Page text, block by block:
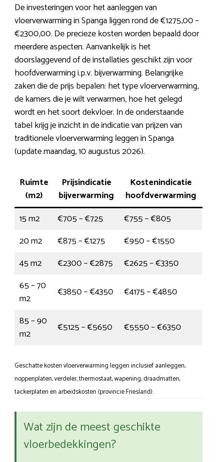
De investeringen voor het aanleggen van
vloerverwarming in Spanga liggen rond de €1275,00 –
€2300,00. De precieze kosten worden bepaald door
meerdere aspecten. Aanvankelijk is het
doorslaggevend of de installaties geschikt zijn voor
hoofdverwarming i.p.v. bijverwarming. Belangrijke
zaken die de prijs bepalen: het type vloerverwarming,
de kamers die je wilt verwarmen, hoe het gelegd
wordt en het soort dekvloer. In de onderstaande
tabel krijg je inzicht in de indicatie van prijzen van
traditionele vloerverwarming leggen in Spanga
(update maandag, 10 augustus 2026).
Ruimte
(m2)
Prijsindicatie
bijverwarming
Kostenindicatie
hoofdverwarming
15 m2
€705 – €725
€755 – €805
20 m2
€875 – €1275
€950 – €1550
45 m2
€2300 – €2875
€2625 – €3350
65 – 70
m2
€3850 – €4350
€4175 – €4850
85 – 90
m2
€5125 – €5650 €5550 – €6350
Geschatte kosten vloerverwarming leggen inclusief aanleggen,
noppenplaten, verdeler, thermostaat, wapening, draadmatten,
tackerplaten en arbeidskosten (provincie Friesland).
Wat zijn de meest geschikte
vloerbedekkingen?